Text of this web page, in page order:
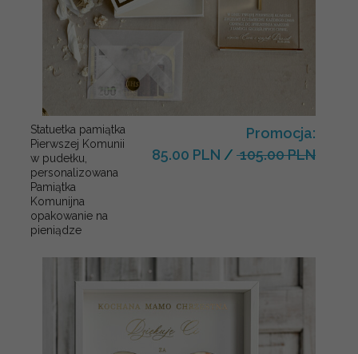
Statuetka pamiątka
Pierwszej Komunii
w pudełku,
personalizowana
Pamiątka
Komunijna
opakowanie na
pieniądze
Promocja:
85.00 PLN / 105.00 PLN